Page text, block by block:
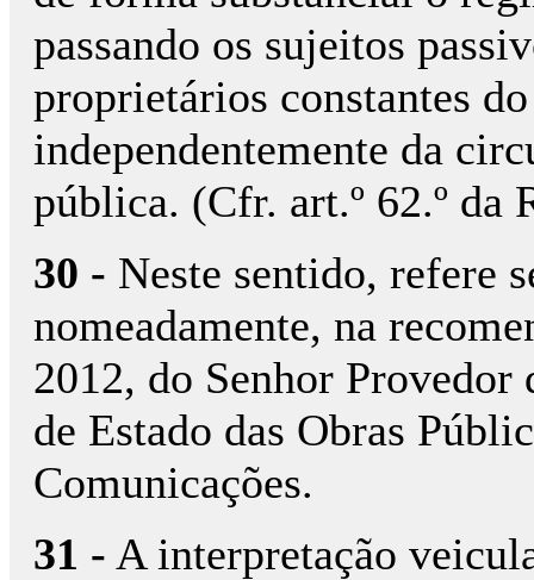
passando os sujeitos
proprietários constantes
independentemente da
pública. (Cfr. art.º 62.º da
30 - Neste sentido, refere
nomeadamente, na
2012, do Senhor
de Estado das Obras
Comunicações.
31 - A interpretação